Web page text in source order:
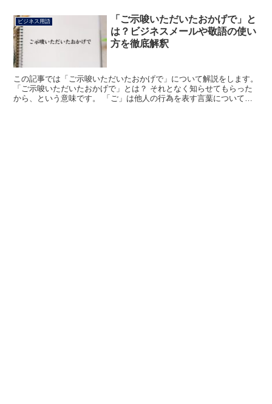
ビジネス用語
「ご示唆いただいたおかげで」と
は？ビジネスメールや敬語の使い
方を徹底解釈
この記事では「ご示唆いただいたおかげで」について解説をします。
「ご示唆いただいたおかげで」とは？ それとなく知らせてもらった
から、という意味です。 「ご」は他人の行為を表す言葉について、